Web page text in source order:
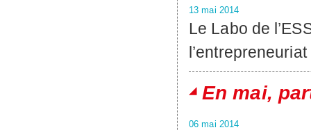
13 mai 2014
Le Labo de
En mai,
06 mai 2014